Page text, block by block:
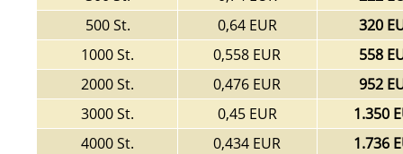
500 St.
0,64 EUR
320
1000 St.
0,558 EUR
558
2000 St.
0,476 EUR
952
3000 St.
0,45 EUR
1.350
4000 St.
0,434 EUR
1.736